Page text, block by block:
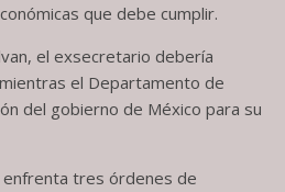
que debe cumplir.
el exsecretario debería
el Departamento de
del gobierno de México para su
enfrenta tres órdenes de